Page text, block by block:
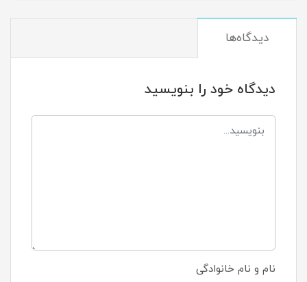
دیدگاه‌ها
دیدگاه خود را بنویسید
نام و نام خانوادگی